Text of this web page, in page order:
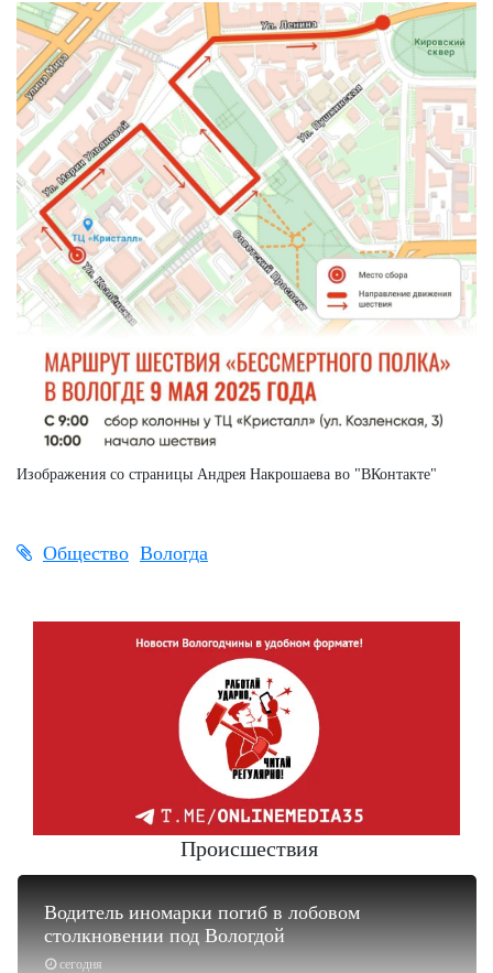
Изображения со страницы Андрея Накрошаева во "ВКонтакте"
Общество Вологда
Происшествия
сегодня
Водитель иномарки погиб в лобовом
столкновении под Вологдой